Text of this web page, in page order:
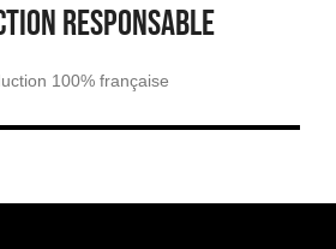
RESPONSABLE
100% française